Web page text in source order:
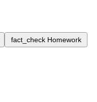
fact_check Homework